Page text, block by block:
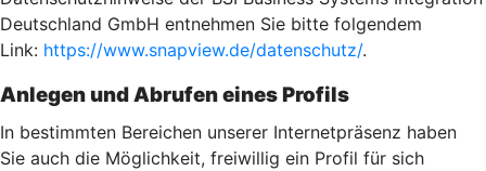
Deutschland GmbH entnehmen Sie bitte folgendem
Link: https://www.snapview.de/datenschutz/.
Anlegen und Abrufen eines Profils
In bestimmten Bereichen unserer Internetpräsenz haben
Sie auch die Möglichkeit, freiwillig ein Profil für sich